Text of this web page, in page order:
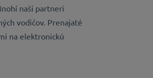
naši partneri
vodičov. Prenajaté
na elektronickú